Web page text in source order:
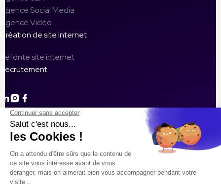
Agence Social Media
Agence Vidéo
Création de site internet
Refonte site internet
Recrutement
Les 5 Erreurs Fatales à Éviter Dans Votre Campagne Google
Ads
Défis du marketing digital 2026 pour les petites entreprises
Optimisation de la présence sur les plateformes sociales : Le
guide complet